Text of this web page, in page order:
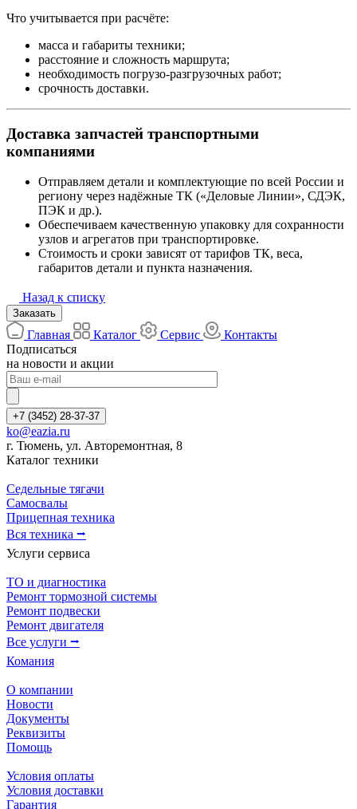
Что учитывается при расчёте:
масса и габариты техники;
расстояние и сложность маршрута;
необходимость погрузо-разгрузочных работ;
срочность доставки.
Доставка запчастей транспортными
компаниями
Отправляем детали и комплектующие по всей России и
региону через надёжные ТК («Деловые Линии», СДЭК,
ПЭК и др.).
Обеспечиваем качественную упаковку для сохранности
узлов и агрегатов при транспортировке.
Стоимость и сроки зависят от тарифов ТК, веса,
габаритов детали и пункта назначения.
Назад к списку
Заказать
Главная Каталог Сервис
Контакты
Подписаться
на новости и акции
+7 (3452) 28-37-37
ko@eazia.ru
г. Тюмень, ул. Авторемонтная, 8
Каталог техники
Седельные тягачи
Самосвалы
Прицепная техника
Вся техника ⭢
Услуги сервиса
ТО и диагностика
Ремонт тормозной системы
Ремонт подвески
Ремонт двигателя
Все услуги ⭢
Комания
О компании
Новости
Документы
Реквизиты
Помощь
Условия оплаты
Условия доставки
Гарантия